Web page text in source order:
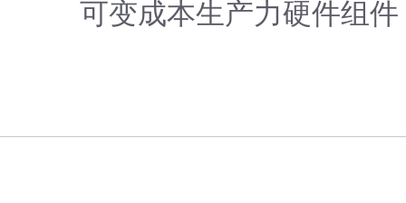
可变成本生产力硬件组件